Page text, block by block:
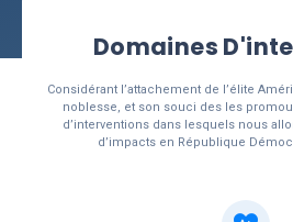
Domaines
Considérant l’attachement de l’élite
noblesse, et son souci des les
d’interventions dans lesquels nous
d’impacts en République